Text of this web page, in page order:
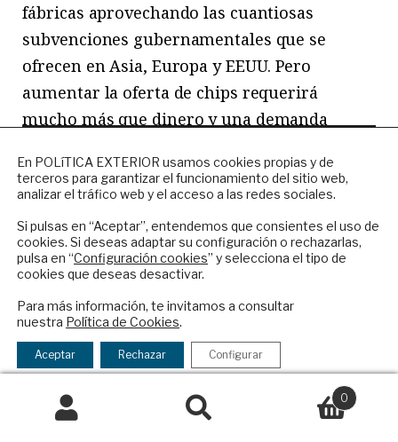
fábricas aprovechando las cuantiosas
subvenciones gubernamentales que se
ofrecen en Asia, Europa y EEUU. Pero
aumentar la oferta de chips requerirá
mucho más que dinero y una demanda
Quizá la mejor ilustración de ello sea la Ley
CHIPS y de Ciencia de 52.000 millones de
dólares de la administración Biden, una
estrategia para asegurar el suministro de
chips a Washington. Para tener éxito, debe
esencialmente competir con los planes
paralelos de inversión en infraestructuras y
energía verde por un número limitado de
trabajadores de la construcción. Para
Buscar
0
En POLíTICA EXTERIOR usamos cookies propias y de
terceros para garantizar el funcionamiento del sitio web,
analizar el tráfico web y el acceso a las redes sociales.
Si pulsas en “Aceptar”, entendemos que consientes el uso de
cookies. Si deseas adaptar su configuración o rechazarlas,
pulsa en “Configuración cookies” y selecciona el tipo de
cookies que deseas desactivar.
Para más información, te invitamos a consultar
nuestra Política de Cookies.
Aceptar Rechazar Configurar
NEWSLETTER
Suscríbase a nuestro boletín electrónico y
reciba en su correo el mejor análisis
internacional en español.
Checkbox
acepto
la
política
de
política de privacidad